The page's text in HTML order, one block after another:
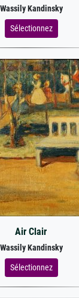
Wassily Kandinsky
Sélectionnez
Air Clair
Wassily Kandinsky
Sélectionnez